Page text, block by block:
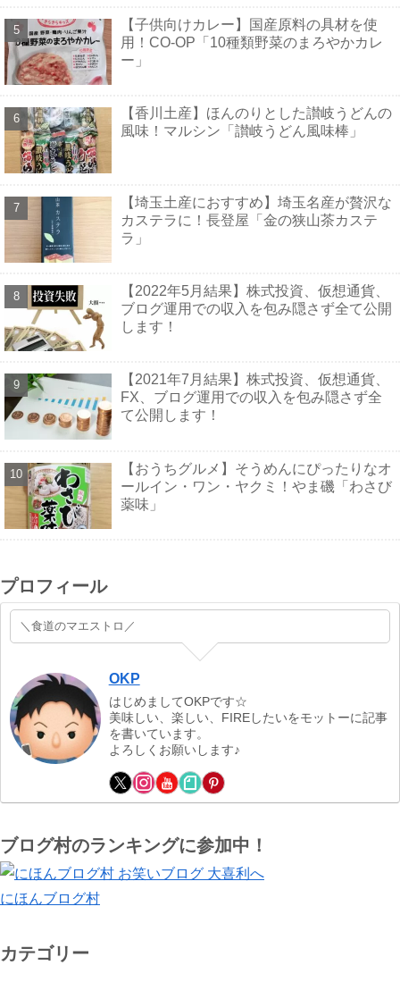
【子供向けカレー】国産原料の具材を使
用！CO-OP「10種類野菜のまろやかカレ
ー」
【香川土産】ほんのりとした讃岐うどんの
風味！マルシン「讃岐うどん風味棒」
【埼玉土産におすすめ】埼玉名産が贅沢な
カステラに！長登屋「金の狭山茶カステ
ラ」
【2022年5月結果】株式投資、仮想通貨、
ブログ運用での収入を包み隠さず全て公開
します！
【2021年7月結果】株式投資、仮想通貨、
FX、ブログ運用での収入を包み隠さず全
て公開します！
【おうちグルメ】そうめんにぴったりなオ
ールイン・ワン・ヤクミ！やま磯「わさび
薬味」
プロフィール
＼食道のマエストロ／
OKP
はじめましてOKPです☆
美味しい、楽しい、FIREしたいをモットーに記事
を書いています。
よろしくお願いします♪
ブログ村のランキングに参加中！
にほんブログ村
カテゴリー